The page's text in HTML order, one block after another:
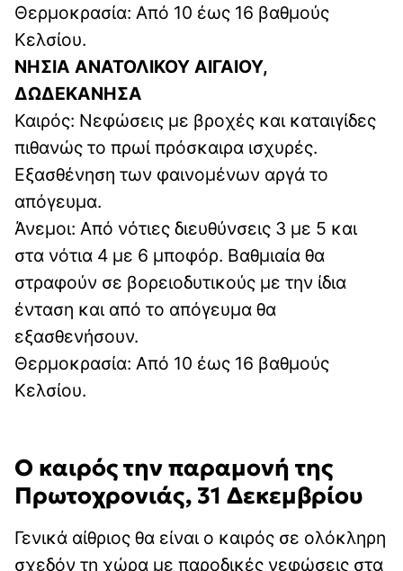
Θερμοκρασία: Από 10 έως 16 βαθμούς
Κελσίου.
ΝΗΣΙΑ ΑΝΑΤΟΛΙΚΟΥ ΑΙΓΑΙΟΥ,
ΔΩΔΕΚΑΝΗΣΑ
Καιρός: Νεφώσεις με βροχές και καταιγίδες
πιθανώς το πρωί πρόσκαιρα ισχυρές.
Εξασθένηση των φαινομένων αργά το
απόγευμα.
Άνεμοι: Από νότιες διευθύνσεις 3 με 5 και
στα νότια 4 με 6 μποφόρ. Βαθμιαία θα
στραφούν σε βορειοδυτικούς με την ίδια
ένταση και από το απόγευμα θα
εξασθενήσουν.
Θερμοκρασία: Από 10 έως 16 βαθμούς
Κελσίου.
Ο καιρός την παραμονή της
Πρωτοχρονιάς, 31 Δεκεμβρίου
Γενικά αίθριος θα είναι ο καιρός σε ολόκληρη
σχεδόν τη χώρα με παροδικές νεφώσεις στα